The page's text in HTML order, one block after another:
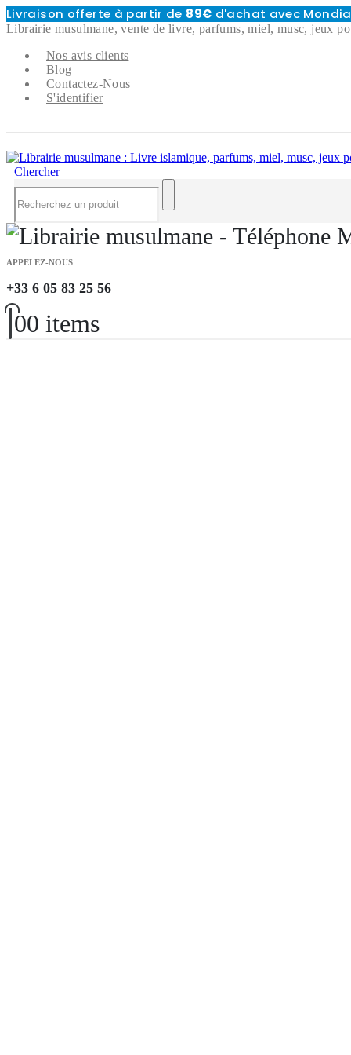
Livraison offerte à partir de 89€ d'achat avec
Librairie musulmane, vente de livre, parfums, miel, musc, jeux
Nos avis clients
Blog
Contactez-Nous
S'identifier
Chercher
APPELEZ-NOUS
+33 6 05 83 25 56
00 items